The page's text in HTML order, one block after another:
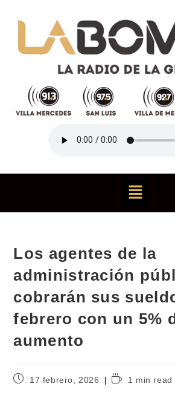
Los agentes de la
administración
cobrarán sus
febrero con un 5%
aumento
17 febrero, 2026 1 min read